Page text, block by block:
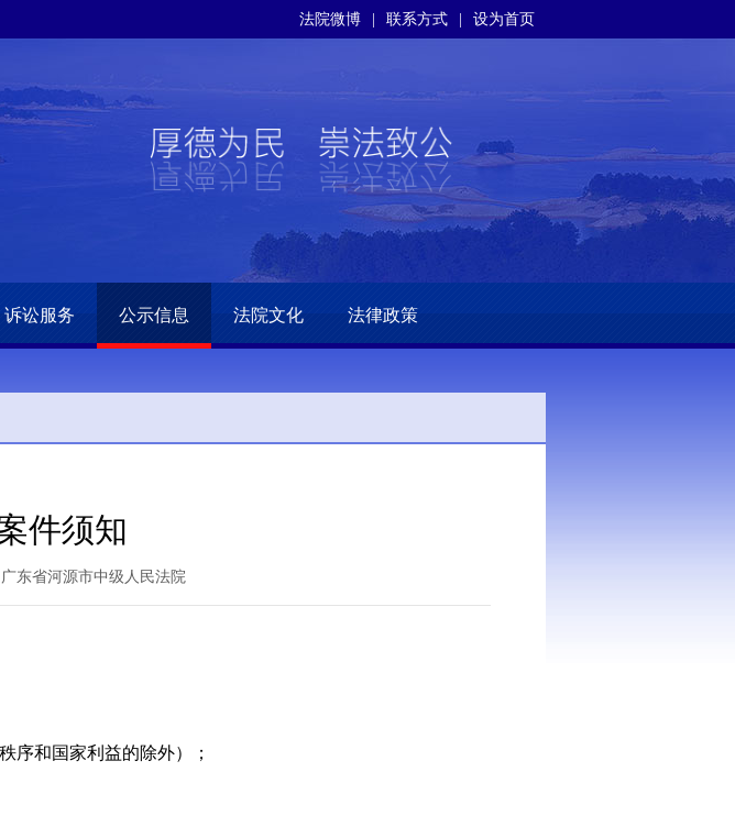
法院微博 联系方式 设为首页
诉讼服务 公示信息 法院文化 法律政策
件须知
东省河源市中级人民法院
序和国家利益的除外）；